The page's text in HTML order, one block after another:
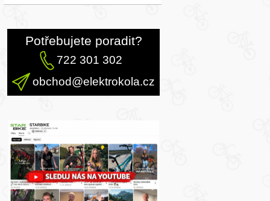
Potřebujete poradit?
722 301 302
obchod@elektrokola.cz